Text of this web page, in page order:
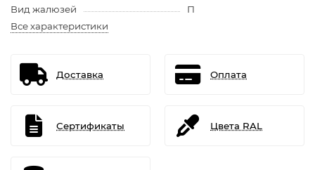
Вид жалюзей
П
Все характеристики
Доставка Оплата
Сертификаты Цвета RAL